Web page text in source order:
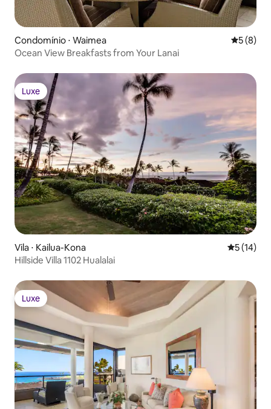
Condomínio ⋅ Waimea 5 de
5 (8)
Ocean View Breakfasts from Your Lanai
Luxe
Luxe
Vila ⋅ Kailua-Kona 5 de uma
5 (14)
Hillside Villa 1102 Hualalai
Luxe
Luxe